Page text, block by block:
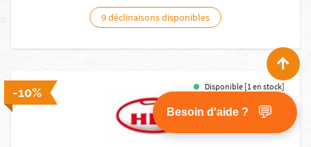
9 déclinaisons disponibles
-10% Disponible [1 en stock]
Besoin d'aide ? 💬